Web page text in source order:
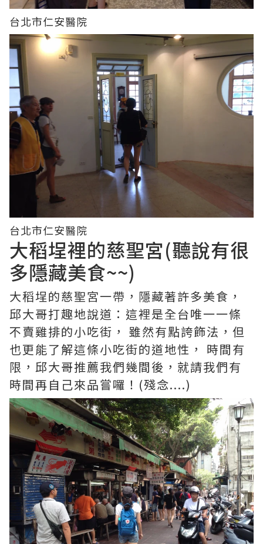
台北市仁安醫院
台北市仁安醫院
大稻埕裡的慈聖宮(聽說有很
多隱藏美食~~)
大稻埕的慈聖宮一帶，隱藏著許多美食，
邱大哥打趣地說道：這裡是全台唯一一條
不賣雞排的小吃街， 雖然有點誇飾法，但
也更能了解這條小吃街的道地性， 時間有
限，邱大哥推薦我們幾間後，就請我們有
時間再自己來品嘗囉！(殘念....)